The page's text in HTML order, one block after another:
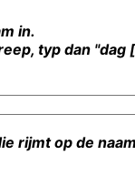
in.
typ dan "dag
rijmt op de